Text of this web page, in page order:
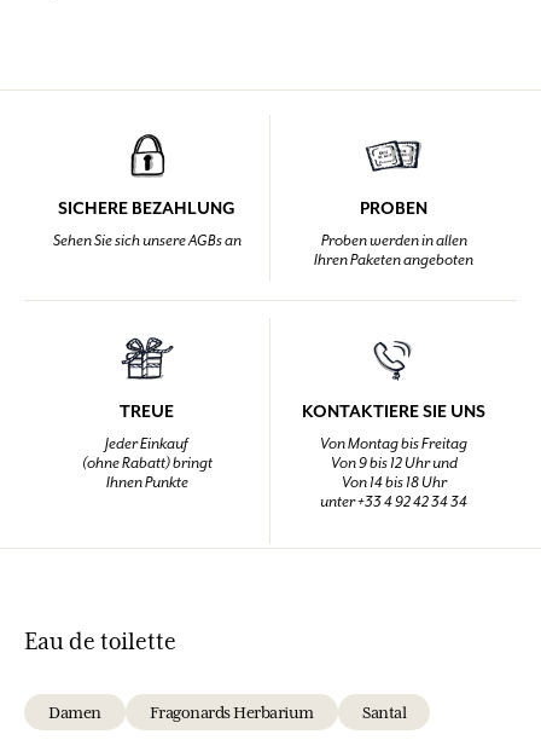
SICHERE BEZAHLUNG
Sehen Sie sich unsere AGBs an
PROBEN
Proben werden in allen
Ihren Paketen angeboten
TREUE
Jeder Einkauf
(ohne Rabatt) bringt
Ihnen Punkte
KONTAKTIERE SIE UNS
Von Montag bis Freitag
Von 9 bis 12 Uhr und
Von 14 bis 18 Uhr
unter +33 4 92 42 34 34
Eau de toilette
Damen Fragonards Herbarium Santal